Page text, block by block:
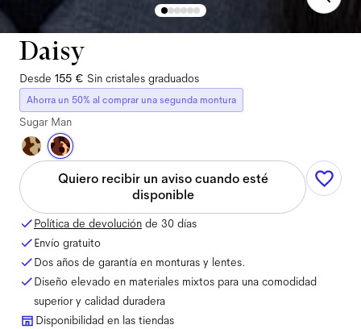
Daisy
Desde 155 € Sin cristales graduados
Ahorra un 50% al comprar una segunda montura
Sugar Man
Quiero recibir un aviso cuando esté
disponible
Política de devolución de 30 días
Envío gratuito
Dos años de garantía en monturas y lentes.
Diseño elevado en materiales mixtos para una comodidad
superior y calidad duradera
Disponibilidad en las tiendas